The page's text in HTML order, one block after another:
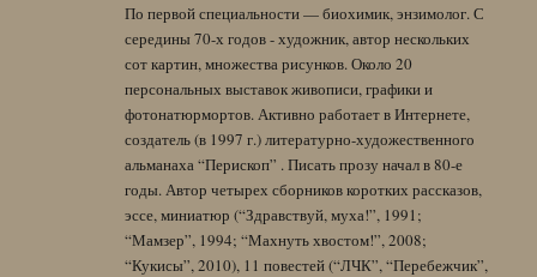
По первой специальности — биохимик, энзимолог. С
середины 70-х годов - художник, автор нескольких
сот картин, множества рисунков. Около 20
персональных выставок живописи, графики и
фотонатюрмортов. Активно работает в Интернете,
создатель (в 1997 г.) литературно-художественного
альманаха “Перископ” . Писать прозу начал в 80-е
годы. Автор четырех сборников коротких рассказов,
эссе, миниатюр (“Здравствуй, муха!”, 1991;
“Мамзер”, 1994; “Махнуть хвостом!”, 2008;
“Кукисы”, 2010), 11 повестей (“ЛЧК”, “Перебежчик”,